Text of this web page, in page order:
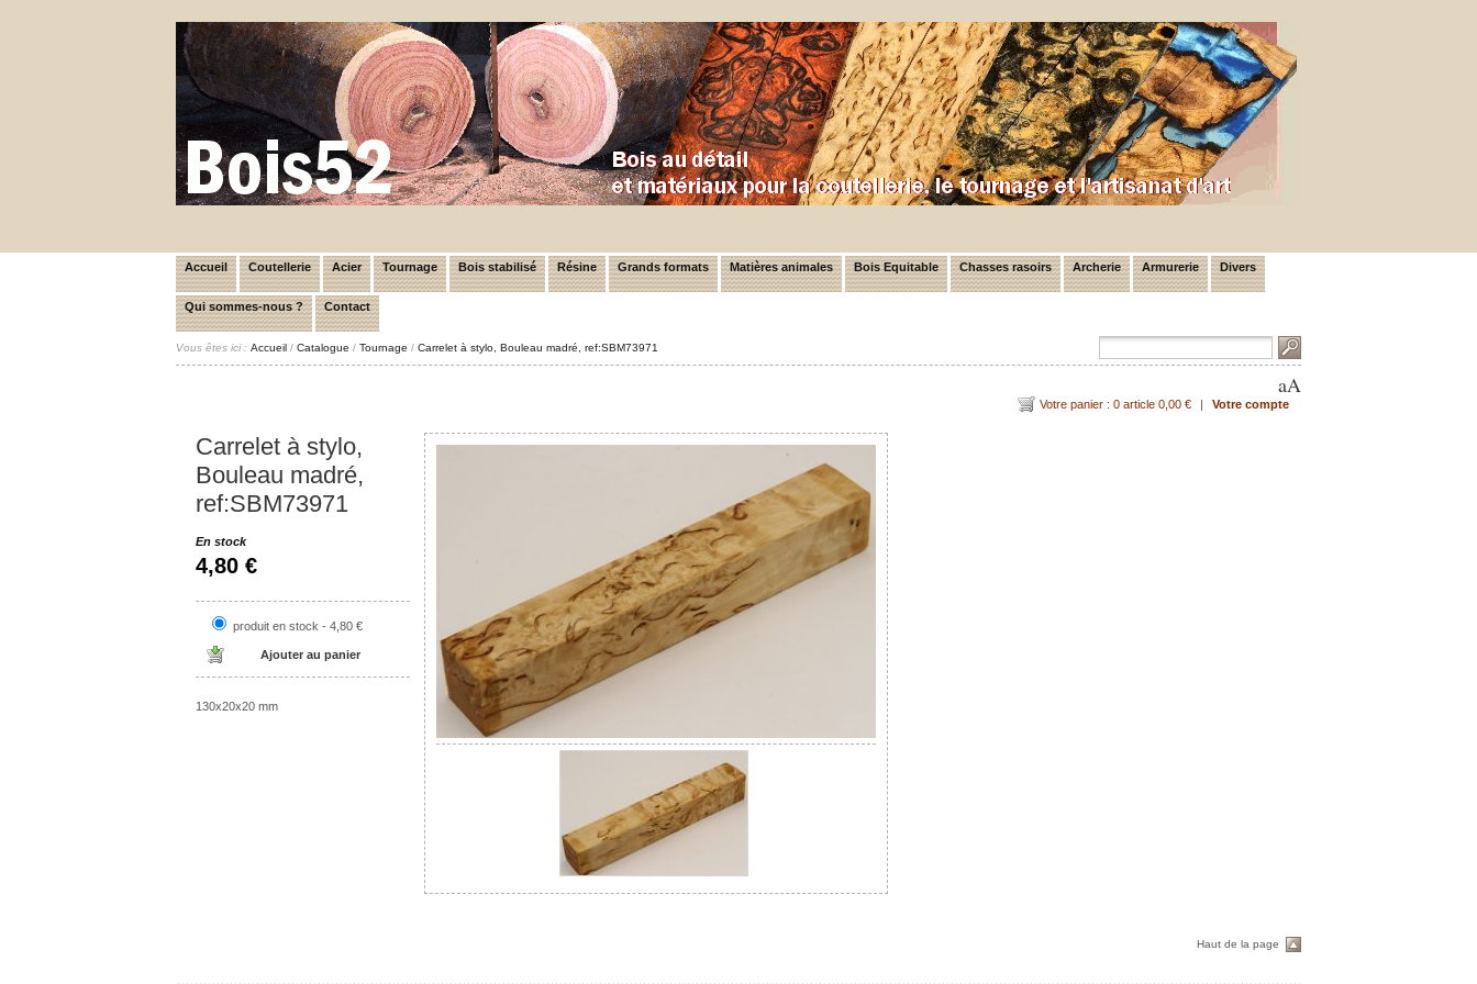
Accueil Coutellerie Acier Tournage Bois stabilisé Résine Grands formats Matières animales Bois Equitable Chasses rasoirs Archerie Armurerie Divers
Qui sommes-nous ? Contact
Vous êtes ici : Accueil / Catalogue / Tournage / Carrelet à stylo, Bouleau madré, ref:SBM73971
aA
Votre panier : 0 article 0,00 € | Votre compte
Carrelet à stylo,
Bouleau madré,
ref:SBM73971
En stock
4,80 €
produit en stock - 4,80 €
130x20x20 mm
Haut de la page